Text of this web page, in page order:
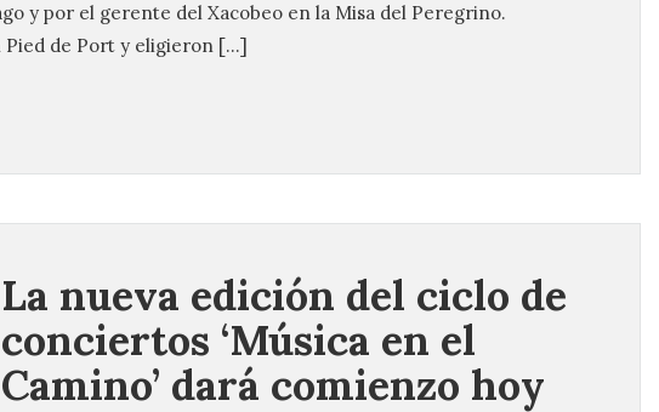
y por el gerente del Xacobeo en la Misa del Peregrino.
Pied de Port y eligieron […]
La nueva edición del ciclo de
conciertos ‘Música en el
Camino’ dará comienzo hoy